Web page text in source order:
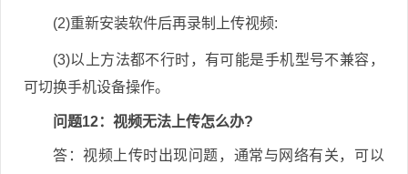
(2)重新安装软件后再录制上传视频:
(3)以上方法都不行时，有可能是手机型号不兼容，
可切换手机设备操作。
问题12：视频无法上传怎么办?
答：视频上传时出现问题，通常与网络有关，可以